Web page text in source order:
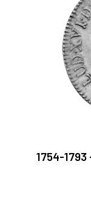
1754-